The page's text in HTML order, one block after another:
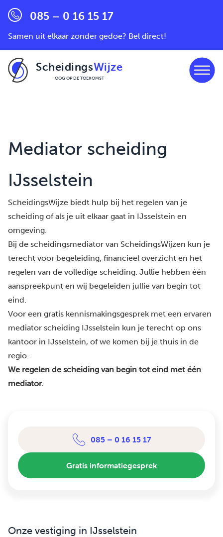
085 – 0 16 15 17
Samen uit elkaar zonder gedoe? Bel direct!
ScheidingsWijze
OOG OP DE TOEKOMST
Mediator scheiding
IJsselstein
ScheidingsWijze biedt hulp bij het regelen van je
scheiding of als je uit elkaar gaat in IJsselstein en
omgeving.
Bij de scheidingsmediator van ScheidingsWijzen kun je
terecht voor begeleiding, financieel overzicht en het
regelen van de volledige scheiding. Jullie hebben één
aanspreekpunt en wij begeleiden jullie van begin tot
eind.
Voor een gratis kennismakingsgesprek met een ervaren
mediator scheiding IJsselstein kun je terecht op ons
kantoor in IJsselstein, of we komen bij je thuis in de
regio.
We regelen de scheiding van begin tot eind met één
mediator.
085 – 0 16 15 17
Gratis informatiegesprek
Onze vestiging in IJsselstein